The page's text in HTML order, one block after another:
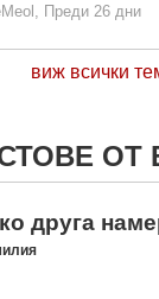
Преди 26 дни
виж всички
ОТ
друга